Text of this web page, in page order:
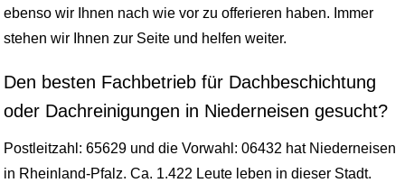
ebenso wir Ihnen nach wie vor zu offerieren haben. Immer
stehen wir Ihnen zur Seite und helfen weiter.
Den besten Fachbetrieb für Dachbeschichtung
oder Dachreinigungen in Niederneisen gesucht?
Postleitzahl: 65629 und die Vorwahl: 06432 hat Niederneisen
in Rheinland-Pfalz. Ca. 1.422 Leute leben in dieser Stadt.